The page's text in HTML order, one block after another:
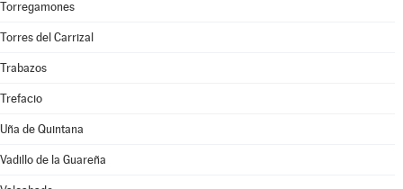
Torregamones
Torres del Carrizal
Trabazos
Trefacio
Uña de Quintana
Vadillo de la Guareña